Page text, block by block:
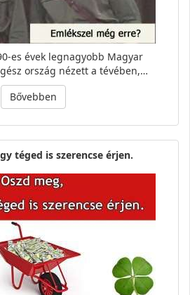
es évek legnagyobb Magyar
ország nézett a tévében,…
Bővebben
téged is szerencse érjen.